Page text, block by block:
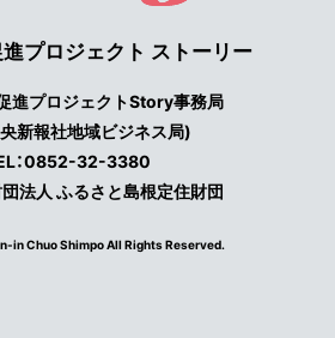
プロジェクト ストーリー
進プロジェクトStory事務局
新報社地域ビジネス局)
：0852-32-3380
団法人 ふるさと島根定住財団
in Chuo Shimpo All Rights Reserved.